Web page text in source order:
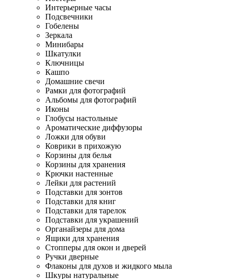
Интерьерные часы
Подсвечники
Гобелены
Зеркала
Минибары
Шкатулки
Ключницы
Кашпо
Домашние свечи
Рамки для фотографий
Альбомы для фотографий
Иконы
Глобусы настольные
Ароматические диффузоры
Ложки для обуви
Коврики в прихожую
Корзины для белья
Корзины для хранения
Крючки настенные
Лейки для растений
Подставки для зонтов
Подставки для книг
Подставки для тарелок
Подставки для украшений
Органайзеры для дома
Ящики для хранения
Стопперы для окон и дверей
Ручки дверные
Флаконы для духов и жидкого мыла
Шкуры натуральные